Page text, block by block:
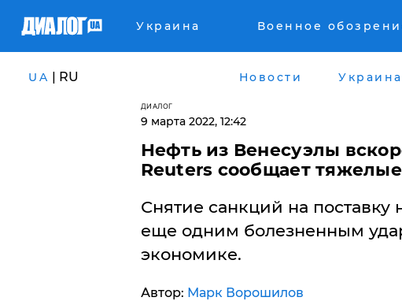
Украина Военное
UA | RU Новости Украина
ДИАЛОГ
9 марта 2022, 12:42
Нефть из Венесуэлы
Reuters сообщает
Снятие санкций на поставку
еще одним болезненным
экономике.
Автор: Марк Ворошилов